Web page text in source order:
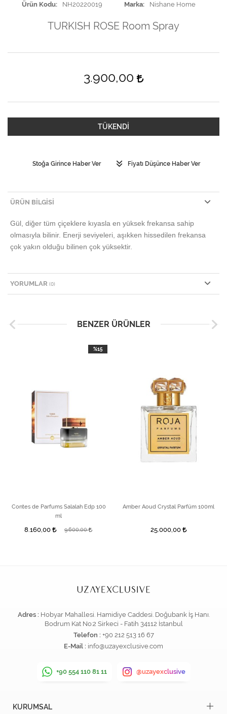
Ürün Kodu NH20220019 Marka Nishane Home
TURKISH ROSE Room Spray
3.900,00
TÜKENDİ
Stoğa Girince Haber Ver Fiyatı Düşünce Haber Ver
ÜRÜN BILGISI
Gül, diğer tüm çiçeklere kıyasla en yüksek frekansa sahip
olmasıyla bilinir. Enerji seviyeleri, aşıkken hissedilen frekansa
çok yakın olduğu bilinen çok yüksektir.
YORUMLAR (0)
BENZER ÜRÜNLER
Contes de Parfums Salalah Edp 100
ml
8.160,00 9.600,00
%15
Amber Aoud Crystal Parfüm 100ml
25.000,00
Adres : Hobyar Mahallesi. Hamidiye Caddesi. Doğubank İş Hanı.
Bodrum Kat No:2 Sirkeci - Fatih 34112 İstanbul
Telefon : +90 212 513 16 67
E-Mail : info@uzayexclusive.com
+90 554 110 81 11 @uzayexclusive
KURUMSAL